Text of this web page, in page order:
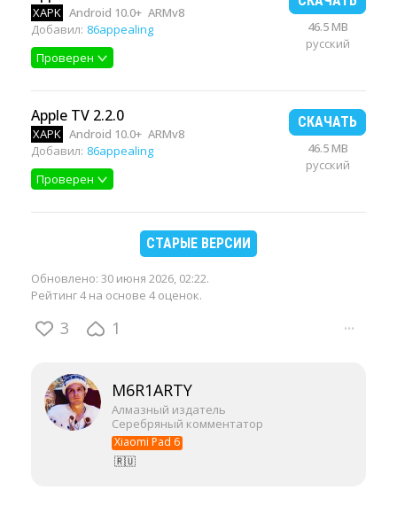
XAPK Android 10.0+ ARMv8
Добавил: 86appealing
Проверен
46.5 MB
русский
Apple TV 2.2.0
XAPK Android 10.0+ ARMv8
Добавил: 86appealing
Проверен
СКАЧАТЬ
46.5 MB
русский
СТАРЫЕ ВЕРСИИ
Обновлено: 30 июня 2026, 02:22.
Рейтинг 4 на основе 4 оценок.
3 1 ···
M6R1ARTY
Алмазный издатель
Серебряный комментатор
Xiaomi Pad 6
🇷🇺